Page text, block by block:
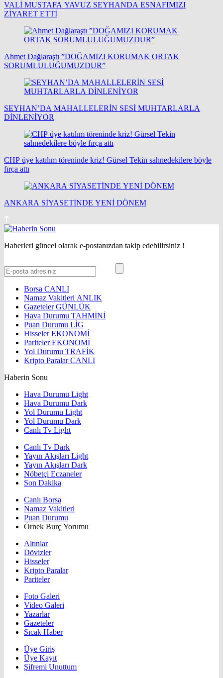
VALİ MUSTAFA YAVUZ SEYHANDA ESNAFIMIZI
ZİYARET ETTİ
Ahmet Dağlaraştı ”DOĞAMIZI KORUMAK ORTAK
SORUMLULUĞUMUZDUR”
SEYHAN’DA MAHALLELERİN SESİ MUHTARLARLA
DİNLENİYOR
CHP üye katılım töreninde kriz! Gürsel Tekin sahnedekilere böyle
fırça attı
ANKARA SİYASETİNDE YENİ DÖNEM
Haberleri güncel olarak e-postanızdan takip edebilirsiniz !
Borsa CANLI
Namaz Vakitleri ANLIK
GazetelerGÜNLÜK
Hava Durumu TAHMİNİ
Puan Durumu LİG
HisselerEKONOMİ
ParitelerEKONOMİ
Yol Durumu TRAFİK
Kripto ParalarCANLI
Haberin Sonu
Hava Durumu Light
Hava Durumu Dark
Yol Durumu Light
Yol Durumu Dark
Canlı Tv Light
Canlı Tv Dark
Yayın Akışları Light
Yayın Akışları Dark
Nöbetçi Eczaneler
Son Dakika
Canlı Borsa
Namaz Vakitleri
Puan Durumu
Örnek Burç Yorumu
Altınlar
Dövizler
Hisseler
Kripto Paralar
Pariteler
Foto Galeri
Video Galeri
Yazarlar
Gazeteler
Sıcak Haber
Üye Giriş
Üye Kayıt
Şifremi Unuttum